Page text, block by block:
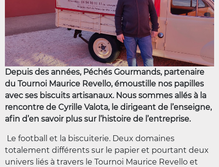
Depuis des années, Péchés Gourmands, partenaire
du Tournoi Maurice Revello, émoustille nos papilles
avec ses biscuits artisanaux. Nous sommes allés à la
rencontre de Cyrille Valota, le dirigeant de l’enseigne,
afin d’en savoir plus sur l’histoire de l’entreprise.
Le football et la biscuiterie. Deux domaines
totalement différents sur le papier et pourtant deux
univers liés à travers le Tournoi Maurice Revello et